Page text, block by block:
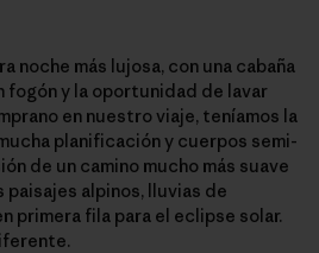
noche más lujosa, con una cabaña
fogón y la oportunidad de lavar
en nuestro viaje, teníamos la
planificación y cuerpos semi-
de un camino mucho más suave
alpinos, lluvias de
primera fila para el eclipse solar.